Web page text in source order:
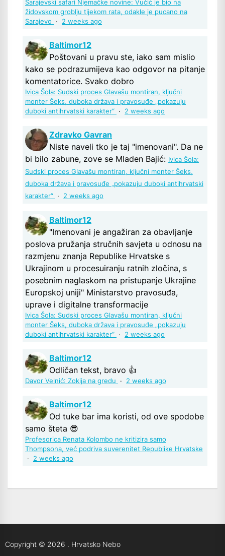
Sarajevski safari Njemačke novine: Vučić je bio na
židovskom groblju tijekom rata, odakle je pucano na
Sarajevo
· 2 weeks ago
Baltimor12
Poštovani u pravu ste, iako sam mislio
kako se podrazumijeva kao odgovor na pitanje
komentatorice. Svako dobro
Ivica Šola: Sudski proces Glavašu montiran, ključni
monter Šeks, duboka država i pravosuđe „pokazuju
duboki antihrvatski karakter“ · 2 weeks ago
Zdravko Gavran
Niste naveli tko je taj "imenovani". Da ne
bi bilo zabune, zove se Mladen Bajić: Ivica Šola:
Sudski proces Glavašu montiran, ključni monter Šeks,
duboka država i pravosuđe „pokazuju duboki antihrvatski
karakter“ · 2 weeks ago
Baltimor12
"Imenovani je angažiran za obavljanje
poslova pružanja stručnih savjeta u odnosu na
razmjenu znanja Republike Hrvatske s
Ukrajinom u procesuiranju ratnih zločina, s
posebnim naglaskom na pristupanje Ukrajine
Europskoj uniji" Ministarstvo pravosuđa,
uprave i digitalne transformacije
Ivica Šola: Sudski proces Glavašu montiran, ključni
monter Šeks, duboka država i pravosuđe „pokazuju
duboki antihrvatski karakter“ · 2 weeks ago
Baltimor12
Odličan tekst, bravo 👍
Davor Velnić: Zokija na gredu · 2 weeks ago
Baltimor12
Od tuke bar ima koristi, od ove spodobe
samo šteta 😎
Profesorica Renata Kolombo ne kritizira samo
Thompsona, već podriva suverenitet Republike Hrvatske
· 2 weeks ago
Copyright © 2026 . Hrvatsko Nebo